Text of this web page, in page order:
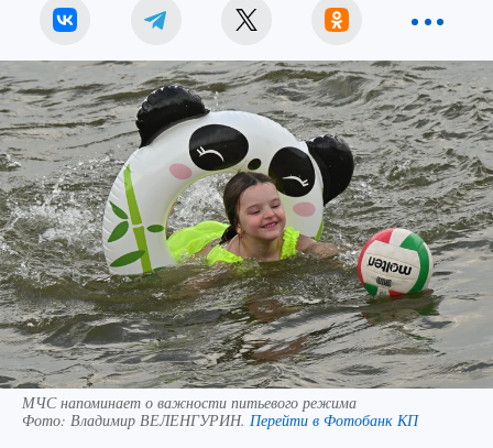
МЧС напоминает о важности питьевого режима
Фото: Владимир ВЕЛЕНГУРИН. Перейти в Фотобанк КП